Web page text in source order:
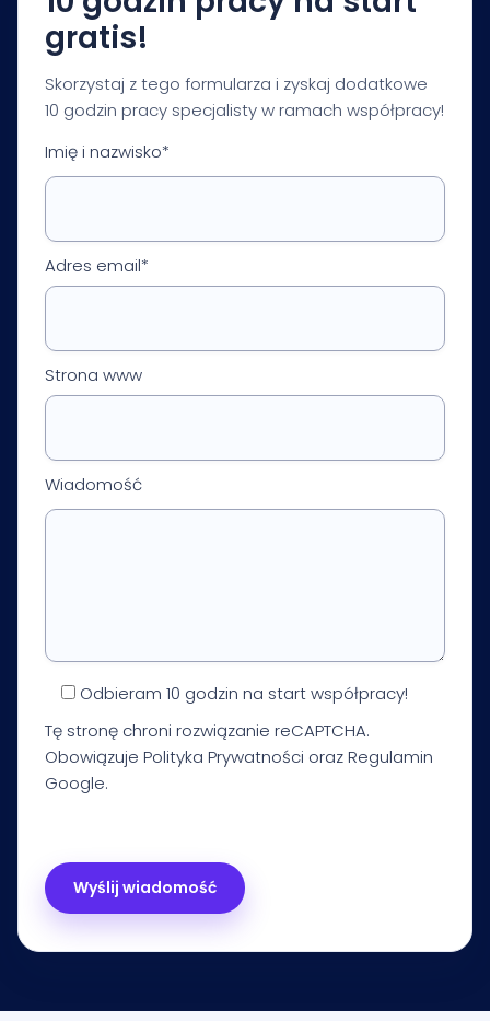
gratis!
Skorzystaj z tego formularza i zyskaj dodatkowe
10 godzin pracy specjalisty w ramach współpracy!
Imię i nazwisko*
Adres email*
Strona www
Wiadomość
Odbieram 10 godzin na start współpracy!
Tę stronę chroni rozwiązanie reCAPTCHA.
Obowiązuje Polityka Prywatności orazRegulamin
Google.